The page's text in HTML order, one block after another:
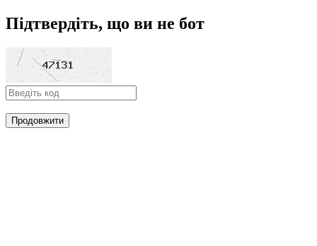
Підтвердіть, що ви не бот
Продовжити